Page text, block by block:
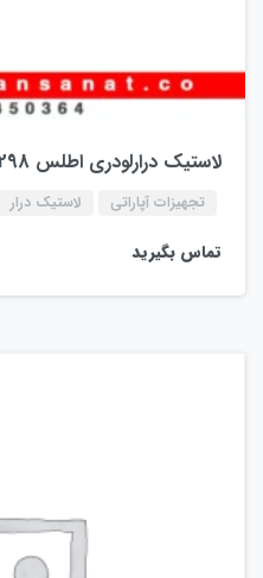
لاستیک درارلودری اطلس X-298
تجهیزات آپاراتی لاستیک درار
تماس بگیرید